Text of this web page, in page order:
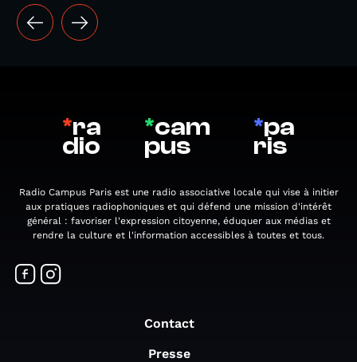
*ra
dio
*cam
pus
*pa
ris
Radio Campus Paris est une radio associative locale qui vise à initier
aux pratiques radiophoniques et qui défend une mission d'intérêt
général : favoriser l'expression citoyenne, éduquer aux médias et
rendre la culture et l'information accessibles à toutes et tous.
Contact
Presse